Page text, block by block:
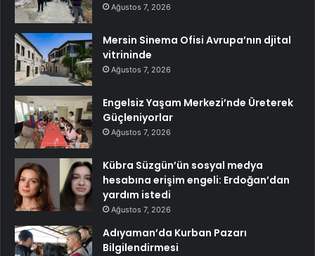
Ağustos 7, 2026
Mersin Sinema Ofisi Avrupa’nın djital
vitrininde
Ağustos 7, 2026
Engelsiz Yaşam Merkezi’nde Üreterek
Güçleniyorlar
Ağustos 7, 2026
Kübra Süzgün’ün sosyal medya
hesabına erişim engeli: Erdoğan’dan
yardım istedi
Ağustos 7, 2026
Adıyaman’da Kurban Pazarı
Bilgilendirmesi